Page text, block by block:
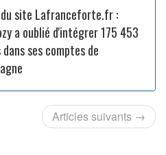
site Lafranceforte.fr :
a oublié d'intégrer 175 453
dans ses comptes de
Articles suivants →